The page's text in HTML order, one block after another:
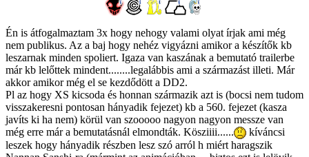
Én is átfogalmaztam 3x hogy nehogy valami olyat írjak ami még
nem publikus. Az a baj hogy nehéz vigyázni amikor a készítők kb
leszarnak minden spoliert. Igaza van kaszának a bemutató trailerbe
már kb lelőttek mindent........legalábbis ami a származást illeti. Már
akkor amikor még el se kezdődött a DD2.
Pl az hogy XS kicsoda és honnan származik azt is (bocsi nem tudom
visszakeresni pontosan hányadik fejezet) kb a 560. fejezet (kasza
javíts ki ha nem) körül van szooooo nagyon nagyon messze van
még erre már a bemutatásnál elmondták. Kösziiii......
kíváncsi
leszek hogy hányadik részben lesz szó arról h miért haragszik